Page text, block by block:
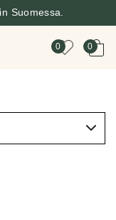
Suomessa.
0 0